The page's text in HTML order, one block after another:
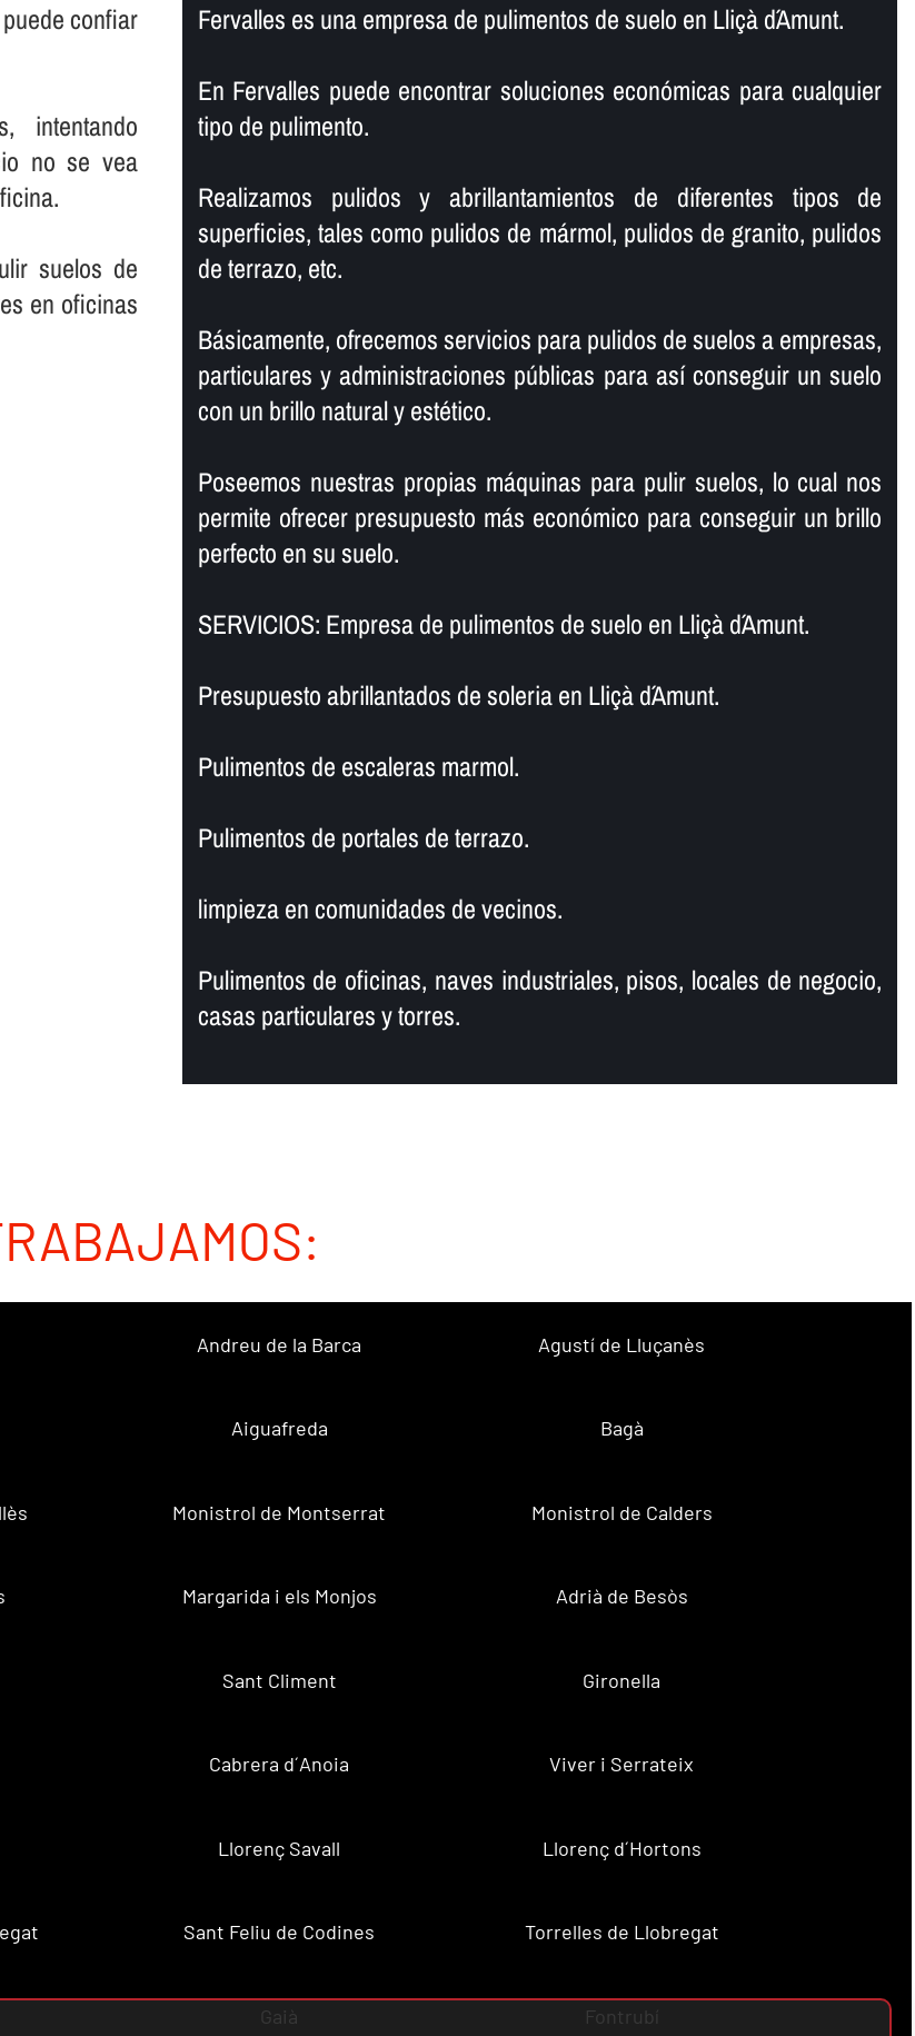
confiar
intentando
no se vea
suelos de
en oficinas
Fervalles es una empresa de pulimentos de suelo en Lliçà d´Amunt.
En Fervalles puede encontrar soluciones económicas para cualquier
tipo de pulimento.
Realizamos pulidos y abrillantamientos de diferentes tipos de
superficies, tales como pulidos de mármol, pulidos de granito, pulidos
de terrazo, etc.
Básicamente, ofrecemos servicios para pulidos de suelos a empresas,
particulares y administraciones públicas para así­ conseguir un suelo
con un brillo natural y estético.
Poseemos nuestras propias máquinas para pulir suelos, lo cual nos
permite ofrecer presupuesto más económico para conseguir un brillo
perfecto en su suelo.
SERVICIOS: Empresa de pulimentos de suelo en Lliçà d´Amunt.
Presupuesto abrillantados de soleria en Lliçà d´Amunt.
Pulimentos de escaleras marmol.
Pulimentos de portales de terrazo.
limpieza en comunidades de vecinos.
Pulimentos de oficinas, naves industriales, pisos, locales de negocio,
casas particulares y torres.
Andreu de la Barca Agustí de Lluçanès
Aiguafreda Bagà
Monistrol de Montserrat Monistrol de Calders
Margarida i els Monjos Adrià de Besòs
Sant Climent Gironella
Cabrera d´Anoia Viver i Serrateix
Llorenç Savall Llorenç d´Hortons
Sant Feliu de Codines Torrelles de Llobregat
Gaià Fontrubí